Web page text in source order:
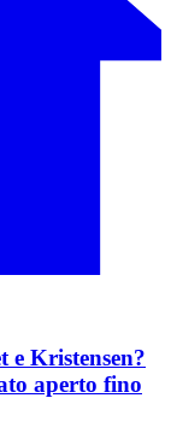
e Kristensen?
aperto fino